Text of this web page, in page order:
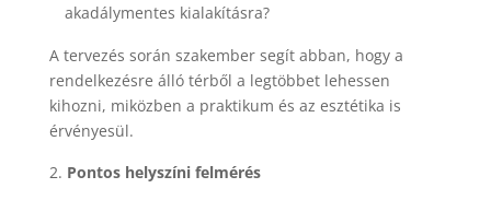
akadálymentes kialakításra?
A tervezés során szakember segít abban, hogy a
rendelkezésre álló térből a legtöbbet lehessen
kihozni, miközben a praktikum és az esztétika is
érvényesül.
Pontos helyszíni felmérés